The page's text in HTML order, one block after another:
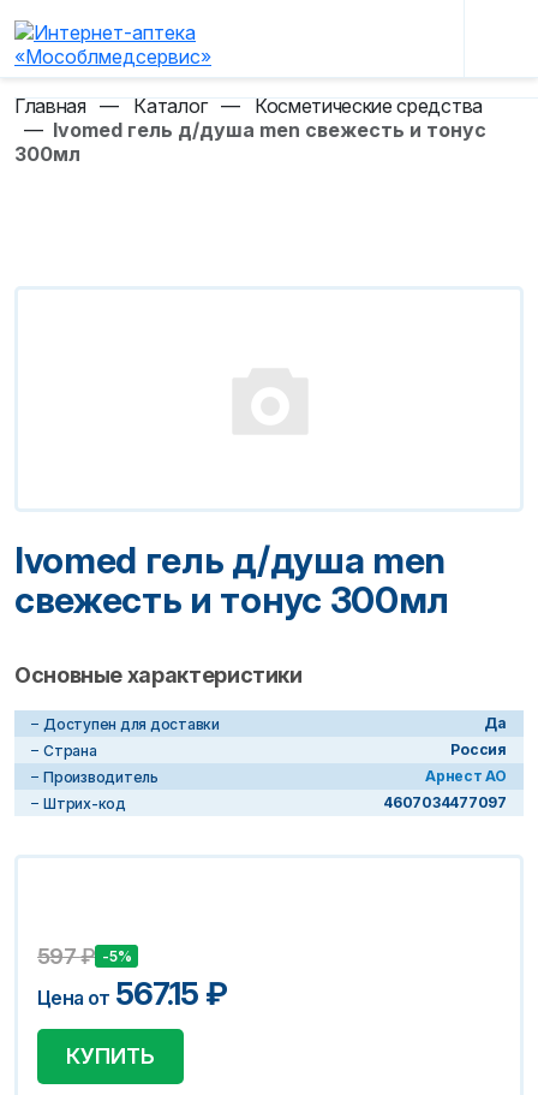
Главная — Каталог — Косметические средства
— Ivomed гель д/душа men свежесть и тонус
300мл
Ivomed гель д/душа men
свежесть и тонус 300мл
Основные характеристики
Доступен для доставки
Да
Страна
Россия
Производитель
Арнест АО
Штрих-код
4607034477097
597₽ -5%
Цена от 567.15 ₽
КУПИТЬ